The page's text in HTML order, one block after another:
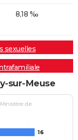
8,18 ‰
sexuelles
sur-Meuse
de
16